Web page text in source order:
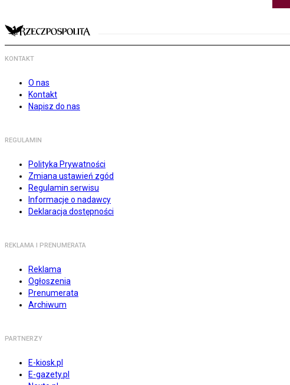
KONTAKT
O nas
Kontakt
Napisz do nas
REGULAMIN
Polityka Prywatności
Zmiana ustawień zgód
Regulamin serwisu
Informacje o nadawcy
Deklaracja dostępności
REKLAMA I PRENUMERATA
Reklama
Ogłoszenia
Prenumerata
Archiwum
PARTNERZY
E-kiosk.pl
E-gazety.pl